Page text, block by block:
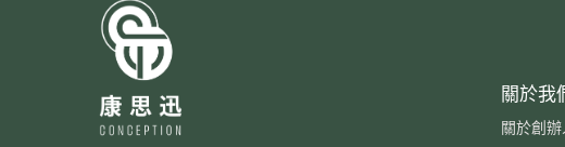
關於我
關於創辦